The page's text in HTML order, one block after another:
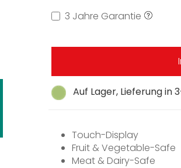
Auf Lager, Lieferung in
3 Jahre Garantie
Touch-Display
Fruit & Vegetable-Safe
Meat & Dairy-Safe